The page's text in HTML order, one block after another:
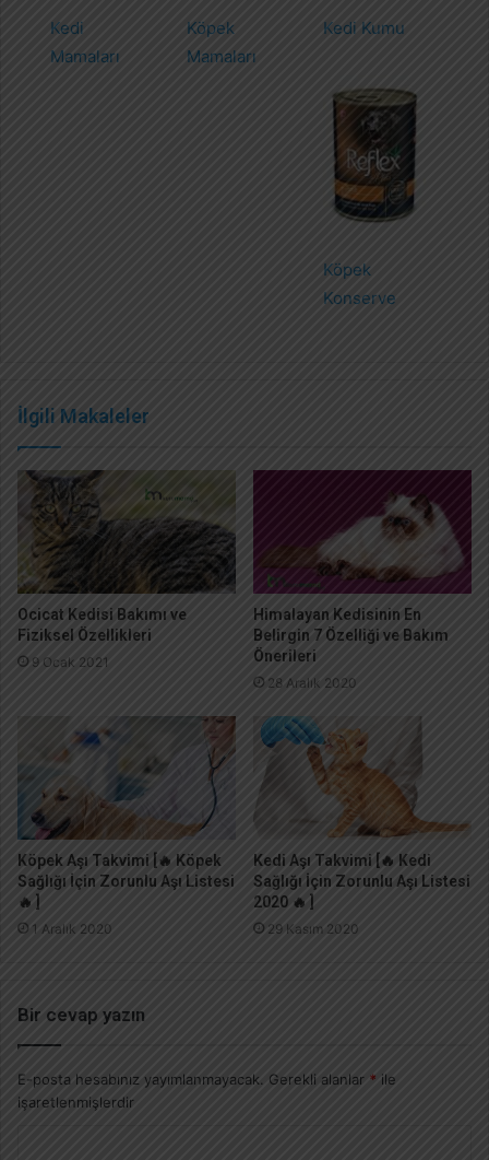
Kedi
Mamaları
Köpek
Mamaları
Kedi Kumu
Köpek
Konserve
İlgili Makaleler
Ocicat Kedisi Bakımı ve
Fiziksel Özellikleri
9 Ocak 2021
Himalayan Kedisinin En
Belirgin 7 Özelliği ve Bakım
Önerileri
28 Aralık 2020
Köpek Aşı Takvimi [🔥 Köpek
Sağlığı İçin Zorunlu Aşı Listesi
🔥 ]
1 Aralık 2020
Kedi Aşı Takvimi [🔥 Kedi
Sağlığı İçin Zorunlu Aşı Listesi
2020 🔥 ]
29 Kasım 2020
Bir cevap yazın
E-posta hesabınız yayımlanmayacak. Gerekli alanlar * ile
işaretlenmişlerdir